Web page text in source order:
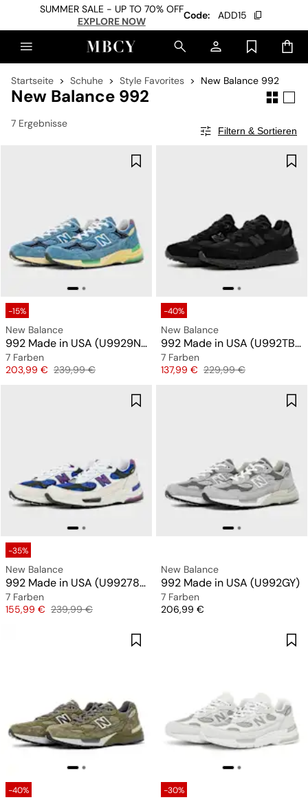
SUMMER SALE - UP TO 70% OFF
EXPLORE NOW
Code: ADD15
Startseite Schuhe Style Favorites New Balance 992
New Balance 992
7 Ergebnisse
Filtern & Sortieren
-15%
New Balance
992 Made in USA (U9929NF)
7 Farben
Preis
203,99 € Originalpreis
239,99 €
-40%
New Balance
992 Made in USA (U992TB) "All Black"
7 Farben
Preis
137,99 € Originalpreis
229,99 €
-35%
New Balance
992 Made in USA (U99278L)
7 Farben
Preis
155,99 € Originalpreis
239,99 €
New Balance
992 Made in USA (U992GY)
7 Farben
Preis
206,99 €
-40% -30%